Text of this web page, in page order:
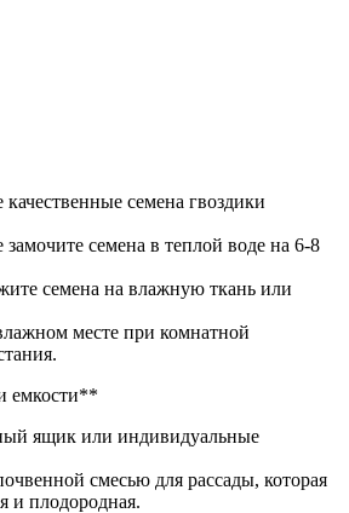
семена гвоздики
семена в теплой воде на 6-8
семена на влажную ткань или
месте при комнатной
емкости**
ящик или индивидуальные
смесью для рассады, которая
и плодородная.